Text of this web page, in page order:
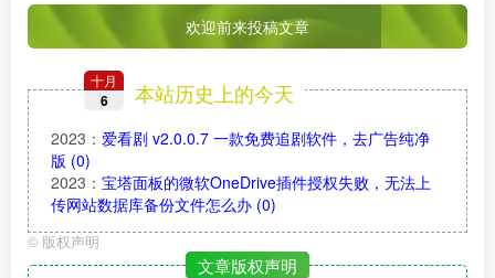
欢迎前来投稿文章
十月
6 本站历史上的今天
2023 ： 爱看剧 v2.0.0.7 一款免费追剧软件，去广告纯净
版 (0)
2023 ： 宝塔面板的微软OneDrive插件授权失败，无法上
传网站数据库备份文件怎么办 (0)
© 版权声明
文章版权声明